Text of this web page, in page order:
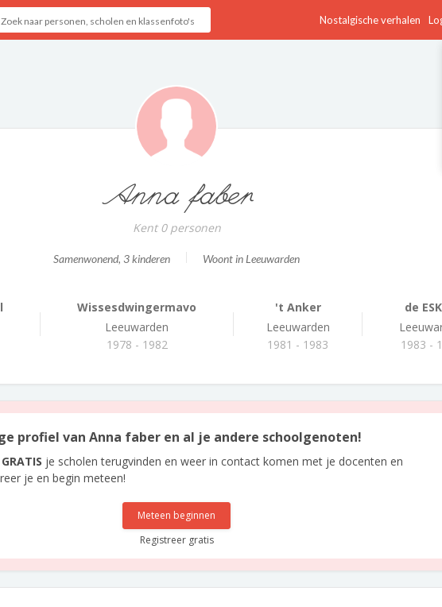
Nostalgische verhalen
Anna faber
Kent 0 personen
Samenwonend, 3 kinderen Woont in Leeuwarden
Wissesdwingermavo
Leeuwarden
1978 - 1982
't Anker
Leeuwarden
1981 - 1983
de
1983 -
profiel van Anna faber en al je andere schoolgenoten!
GRATIS je scholen terugvinden en weer in contact komen met je docenten en
je en begin meteen!
Meteen beginnen
Registreer gratis